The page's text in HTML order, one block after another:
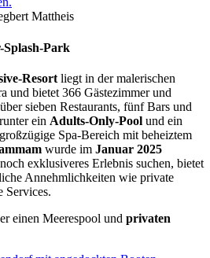
Mattheis
Park
Resort liegt in der malerischen
und bietet 366 Gästezimmer und
sieben Restaurants, fünf Bars und
ein Adults-Only-Pool und ein
Spa-Bereich mit beheiztem
wurde im Januar 2025
exklusiveres Erlebnis suchen, bietet
Annehmlichkeiten wie private
Services.
einen Meerespool und privaten